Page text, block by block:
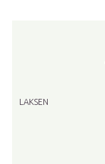
LAKSEN